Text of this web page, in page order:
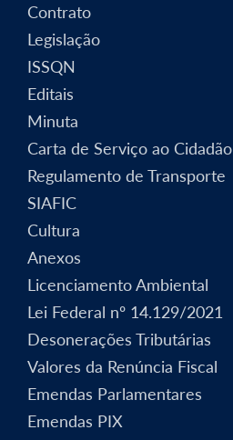
Contrato
Legislação
ISSQN
Editais
Minuta
Carta de Serviço ao Cidadão
Regulamento de Transporte
SIAFIC
Cultura
Anexos
Licenciamento Ambiental
Lei Federal nº 14.129/2021
Desonerações Tributárias
Valores da Renúncia Fiscal
Emendas Parlamentares
Emendas PIX